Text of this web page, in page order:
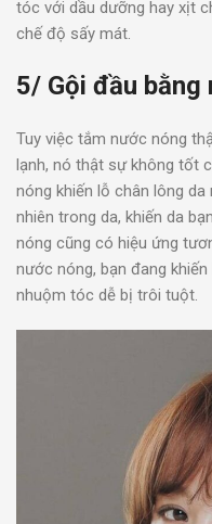
tóc với dầu dưỡng hay xịt
chế độ sấy mát.
5/ Gội đầu bằng
Tuy việc tắm nước nóng
lạnh, nó thật sự không tốt
nóng khiến lỗ chân lông
nhiên trong da, khiến da
nóng cũng có hiệu ứng
nước nóng, bạn đang
nhuộm tóc dễ bị trôi tuột.